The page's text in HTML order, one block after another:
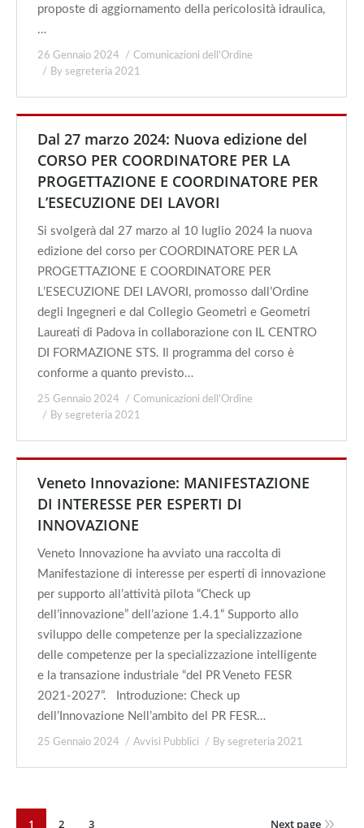
proposte di aggiornamento della pericolosità idraulica,
…
26 Gennaio 2024
Comunicazioni dell'Ordine
By segreteria 2021
Dal 27 marzo 2024: Nuova edizione del
CORSO PER COORDINATORE PER LA
PROGETTAZIONE E COORDINATORE PER
L’ESECUZIONE DEI LAVORI
Si svolgerà dal 27 marzo al 10 luglio 2024 la nuova
edizione del corso per COORDINATORE PER LA
PROGETTAZIONE E COORDINATORE PER
L’ESECUZIONE DEI LAVORI, promosso dall’Ordine
degli Ingegneri e dal Collegio Geometri e Geometri
Laureati di Padova in collaborazione con IL CENTRO
DI FORMAZIONE STS. Il programma del corso è
conforme a quanto previsto…
25 Gennaio 2024
Comunicazioni dell'Ordine
By segreteria 2021
Veneto Innovazione: MANIFESTAZIONE
DI INTERESSE PER ESPERTI DI
INNOVAZIONE
Veneto Innovazione ha avviato una raccolta di
Manifestazione di interesse per esperti di innovazione
per supporto all’attività pilota “Check up
dell’innovazione” dell’azione 1.4.1“ Supporto allo
sviluppo delle competenze per la specializzazione
delle competenze per la specializzazione intelligente
e la transazione industriale “del PR Veneto FESR
2021-2027”. Introduzione: Check up
dell’Innovazione Nell’ambito del PR FESR…
25 Gennaio 2024 Avvisi Pubblici By segreteria 2021
1 2 3 Next page